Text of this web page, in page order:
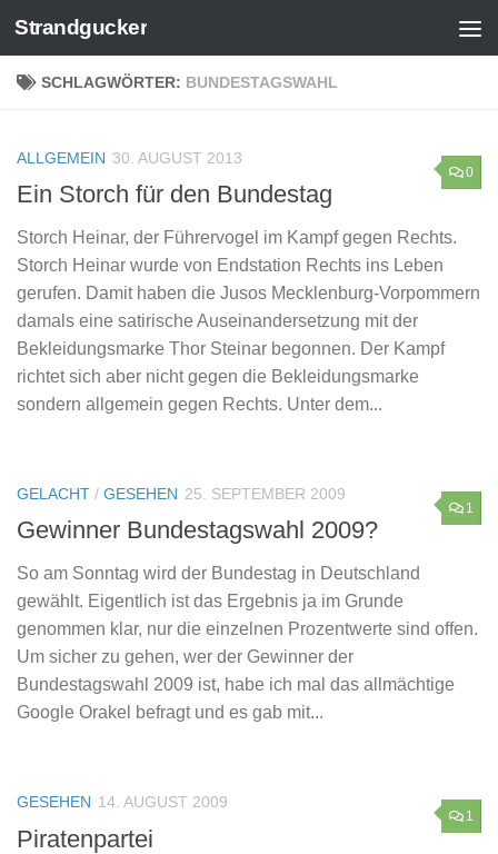
Zum Inhalt springen
Strandgucker
SCHLAGWÖRTER: BUNDESTAGSWAHL
0
ALLGEMEIN 30. AUGUST 2013
Ein Storch für den Bundestag
Storch Heinar, der Führervogel im Kampf gegen Rechts.
Storch Heinar wurde von Endstation Rechts ins Leben
gerufen. Damit haben die Jusos Mecklenburg-Vorpommern
damals eine satirische Auseinandersetzung mit der
Bekleidungsmarke Thor Steinar begonnen. Der Kampf
richtet sich aber nicht gegen die Bekleidungsmarke
sondern allgemein gegen Rechts. Unter dem...
1
GELACHT / GESEHEN 25. SEPTEMBER 2009
Gewinner Bundestagswahl 2009?
So am Sonntag wird der Bundestag in Deutschland
gewählt. Eigentlich ist das Ergebnis ja im Grunde
genommen klar, nur die einzelnen Prozentwerte sind offen.
Um sicher zu gehen, wer der Gewinner der
Bundestagswahl 2009 ist, habe ich mal das allmächtige
Google Orakel befragt und es gab mit...
1
GESEHEN 14. AUGUST 2009
Piratenpartei